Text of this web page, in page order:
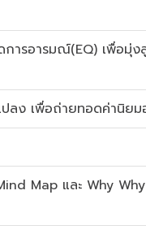
การอารมณ์(EQ) เพื่อมุ่ง
ปลง เพื่อถ่ายทอดค่านิย
Map และ Why Why